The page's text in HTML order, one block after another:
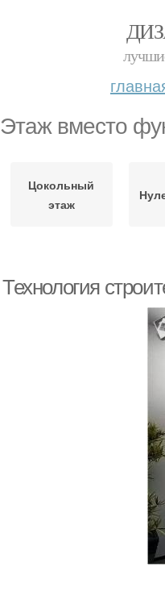
Этаж вместо
Цокольный
этаж
Технология